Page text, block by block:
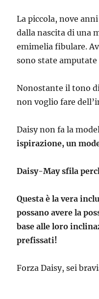
La piccola, nove
dalla nascita di una
emimelia fibulare.
sono state
Nonostante il tono
non voglio fare
Daisy non fa la
ispirazione, un
Daisy-May sfila
Questa è la vera
possano avere la
base alle loro
prefissati!
Forza Daisy, sei